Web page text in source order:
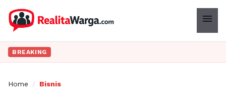
menu
BREAKING
Home / Bisnis